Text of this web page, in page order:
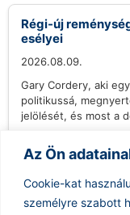
Az Ön
Cookie-kat
személyre szabott
Régi-új
esélyei
2026.08.09.
Gary Cordery, aki
politikussá,
jelölését, és most a